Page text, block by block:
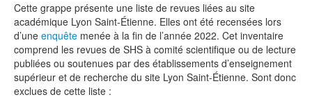
Cette grappe présente une liste de revues liées au site
académique Lyon Saint-Étienne. Elles ont été recensées lors
d’une enquête menée à la fin de l’année 2022. Cet inventaire
comprend les revues de SHS à comité scientifique ou de lecture
publiées ou soutenues par des établissements d’enseignement
supérieur et de recherche du site Lyon Saint-Étienne. Sont donc
exclues de cette liste :